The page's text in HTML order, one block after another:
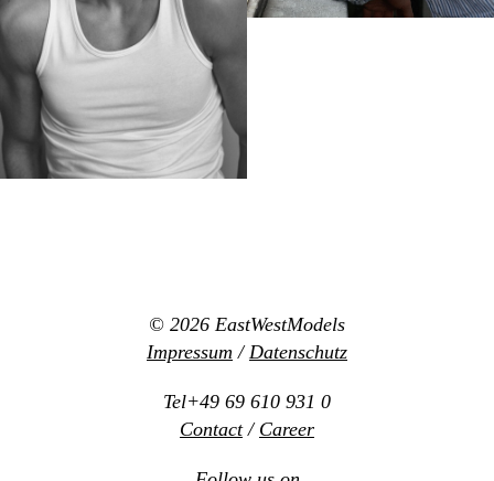
© 2026 EastWestModels
Impressum /Datenschutz
Tel+49 69 610 931 0
Contact/ Career